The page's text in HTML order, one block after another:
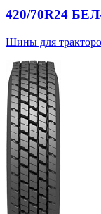
420/70R24
Шины для